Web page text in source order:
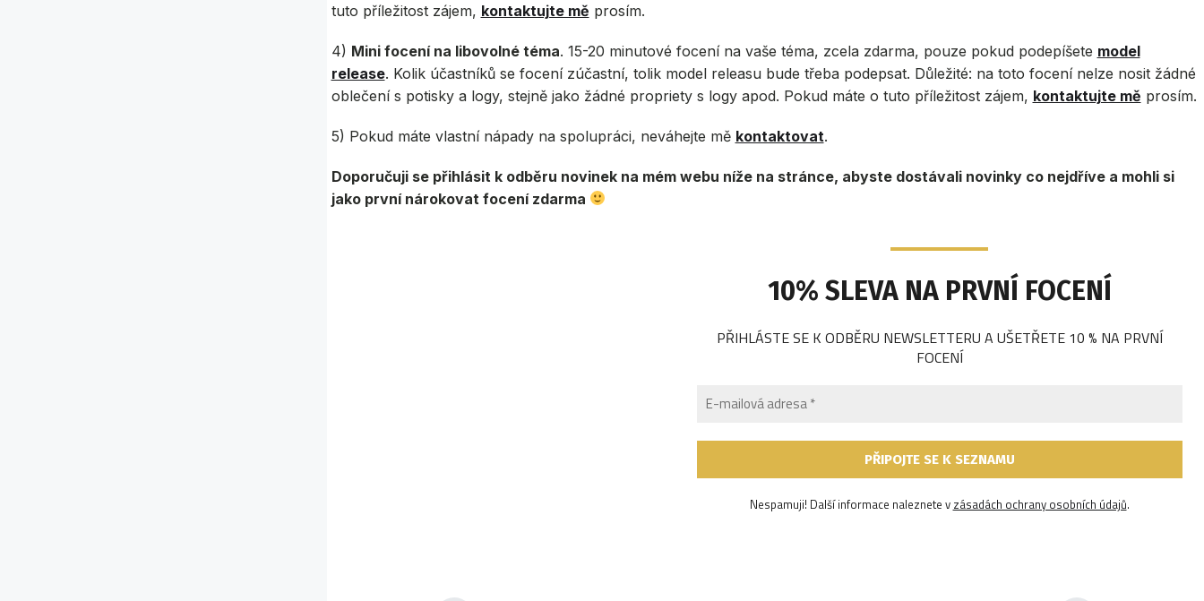
tuto příležitost zájem, kontaktujte mě prosím.
4) Mini focení na libovolné téma. 15-20 minutové focení na vaše téma, zcela zdarma, pouze pokud podepíšete model
release. Kolik účastníků se focení zúčastní, tolik model releasu bude třeba podepsat. Důležité: na toto focení nelze nosit žádné
oblečení s potisky a logy, stejně jako žádné propriety s logy apod. Pokud máte o tuto příležitost zájem, kontaktujte mě prosím.
5) Pokud máte vlastní nápady na spolupráci, neváhejte mě kontaktovat.
Doporučuji se přihlásit k odběru novinek na mém webu níže na stránce, abyste dostávali novinky co nejdříve a mohli si
jako první nárokovat focení zdarma
10% SLEVA NA PRVNÍ FOCENÍ
PŘIHLÁSTE SE K ODBĚRU NEWSLETTERU A UŠETŘETE 10 % NA PRVNÍ
FOCENÍ
Nespamuji! Další informace naleznete v zásadách ochrany osobních údajů.